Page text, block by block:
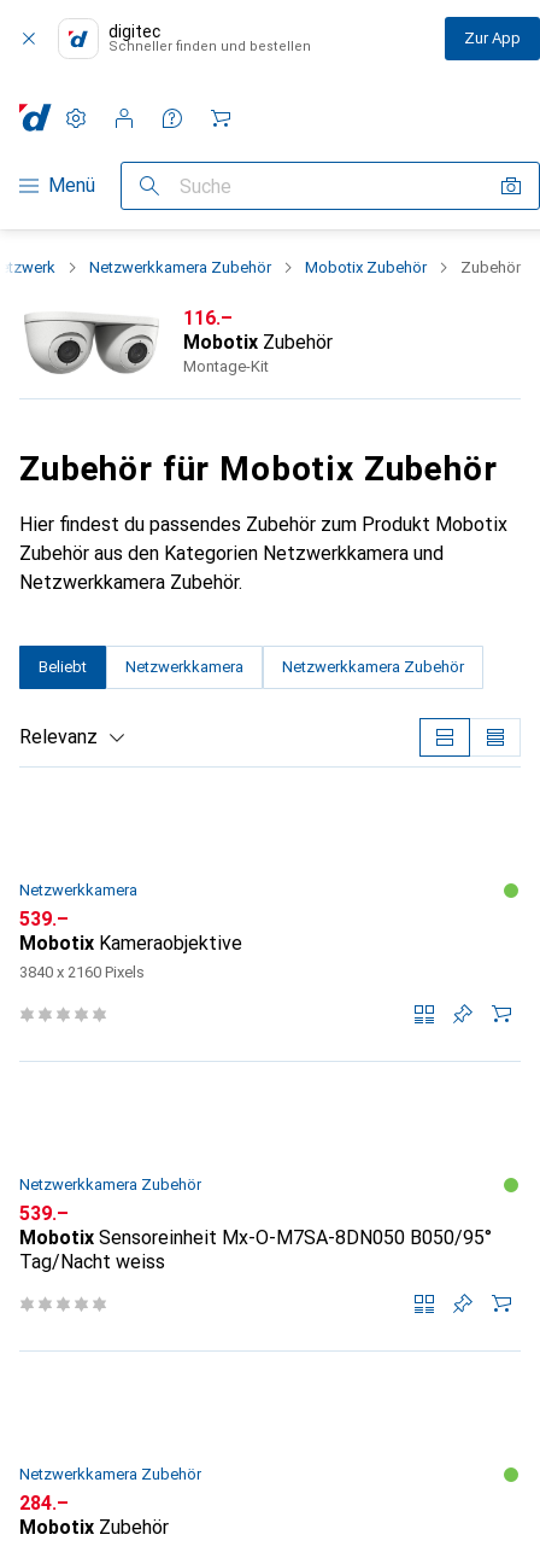
digitec
Schneller finden und bestellen Zur App
Navigation nach Kategorien
Menü Suche
Einstellungen
Kundenkonto
Vergleichslisten
Merklisten
Warenkorb
Netzwerkkamera Zubehör Mobotix Zubehör Zubehör
CHF
116.–
Mobotix Zubehör
Montage-Kit
Zubehör für Mobotix Zubehör
Hier findest du passendes Zubehör zum Produkt Mobotix
Zubehör aus den Kategorien Netzwerkkamera und
Netzwerkkamera Zubehör.
Beliebt Netzwerkkamera Netzwerkkamera Zubehör
Relevanz
Netzwerkkamera
CHF
539.–
Mobotix Kameraobjektive
3840 x 2160 Pixels
Netzwerkkamera Zubehör
CHF
539.–
Mobotix Sensoreinheit Mx-O-M7SA-8DN050 B050/95°
Tag/Nacht weiss
Netzwerkkamera Zubehör
CHF
284.–
Mobotix Zubehör